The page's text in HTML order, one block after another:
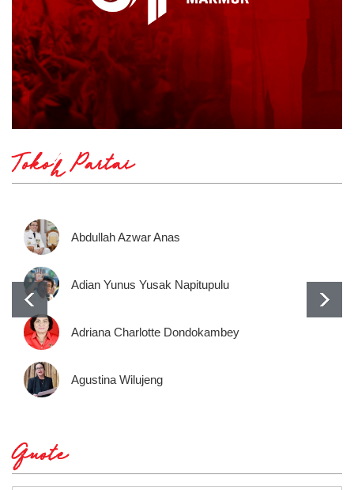
Tokoh Partai
Abdullah Azwar Anas
Adian Yunus Yusak Napitupulu
Adriana Charlotte Dondokambey
Agustina Wilujeng
Quote